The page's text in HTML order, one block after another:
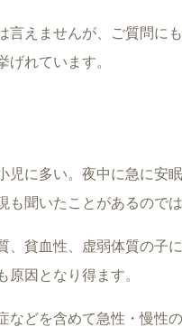
言えませんが、ご質問に
げれています。
児に多い。夜中に急に安
も聞いたことがあるので
、貧血性、虚弱体質の子
原因となり得ます。
などを含めて急性・慢性